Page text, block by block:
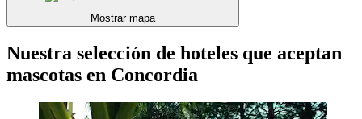
Mostrar mapa
Nuestra selección de hoteles que aceptan
mascotas en Concordia